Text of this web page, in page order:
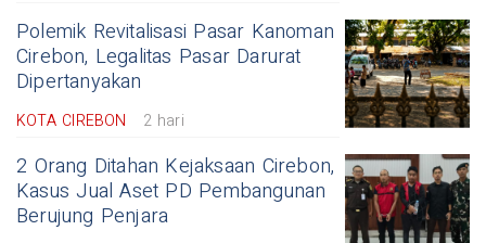
Polemik Revitalisasi Pasar Kanoman
Cirebon, Legalitas Pasar Darurat
Dipertanyakan
KOTA CIREBON 2 hari
2 Orang Ditahan Kejaksaan Cirebon,
Kasus Jual Aset PD Pembangunan
Berujung Penjara